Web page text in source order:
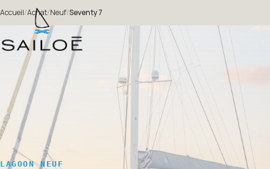
Accueil/Achat/Neuf/Seventy 7
LAGOON NEUF